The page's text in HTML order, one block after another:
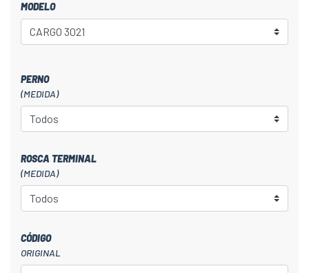
MODELO
PERNO
(MEDIDA)
ROSCA TERMINAL
(MEDIDA)
CÓDIGO
ORIGINAL